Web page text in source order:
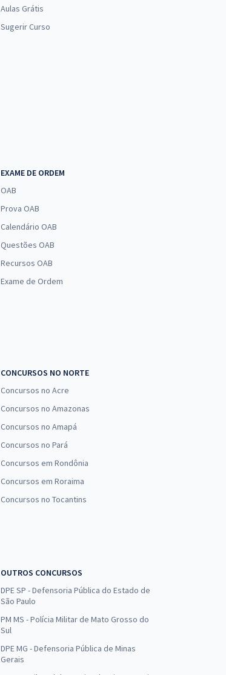
Aulas Grátis
Sugerir Curso
EXAME DE ORDEM
OAB
Prova OAB
Calendário OAB
Questões OAB
Recursos OAB
Exame de Ordem
CONCURSOS NO NORTE
Concursos no Acre
Concursos no Amazonas
Concursos no Amapá
Concursos no Pará
Concursos em Rondônia
Concursos em Roraima
Concursos no Tocantins
OUTROS CONCURSOS
DPE SP - Defensoria Pública do Estado de
São Paulo
PM MS - Polícia Militar de Mato Grosso do
Sul
DPE MG - Defensoria Pública de Minas
Gerais